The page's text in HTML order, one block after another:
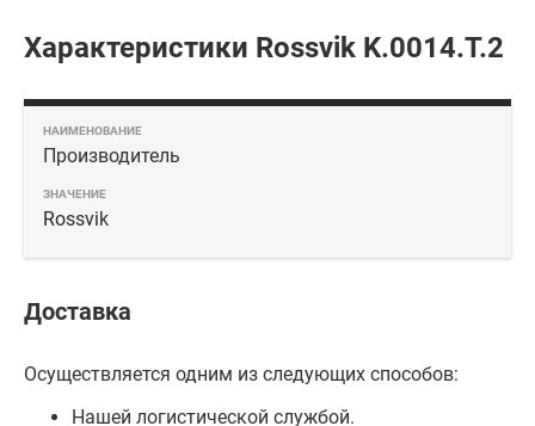
Характеристики Rossvik K.0014.T.2
Производитель
Rossvik
Доставка
Осуществляется одним из следующих способов:
Нашей логистической службой.